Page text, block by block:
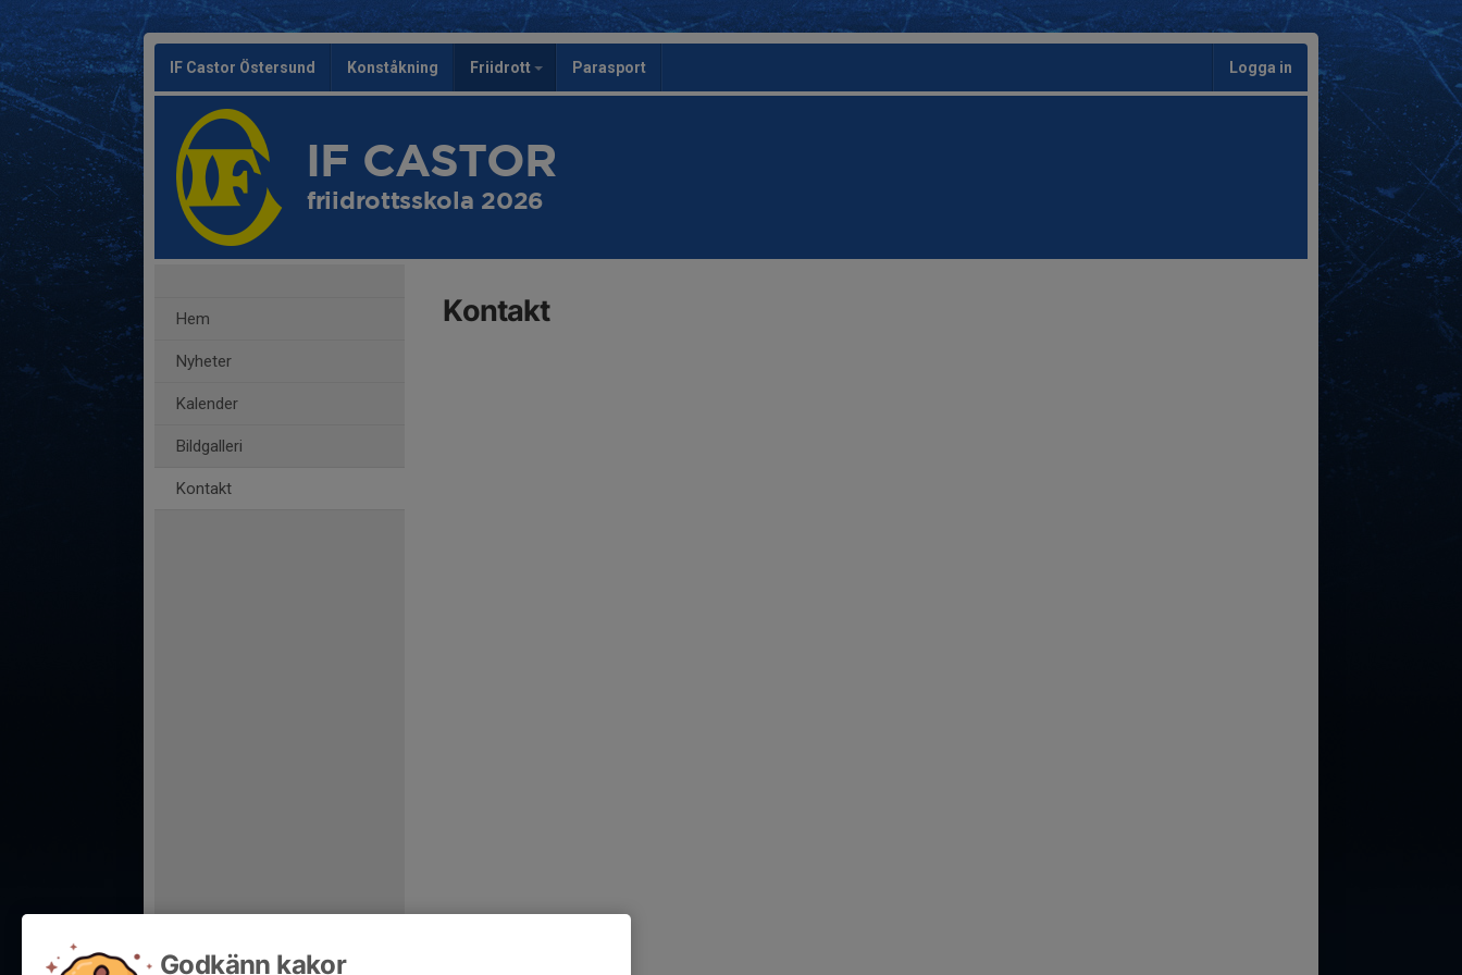
IF Castor Östersund Konståkning Friidrott Parasport Logga in
IF CASTOR
friidrottsskola 2026
Hem
Nyheter
Kalender
Bildgalleri
Kontakt
Kontakt
Godkänn kakor